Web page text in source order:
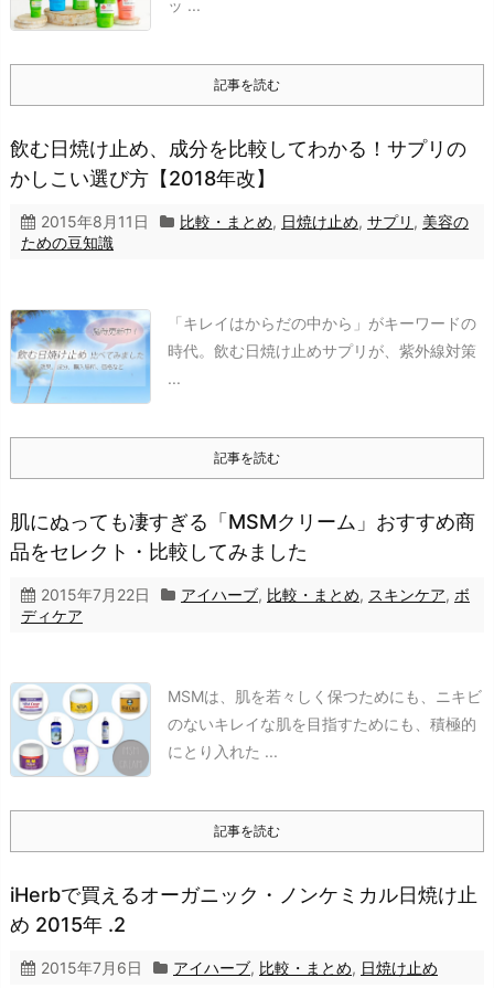
ッ ...
記事を読む
飲む日焼け止め、成分を比較してわかる！サプリの
かしこい選び方【2018年改】
2015年8月11日 比較・まとめ, 日焼け止め, サプリ , 美容の
ための豆知識
「キレイはからだの中から」がキーワードの
時代。 飲む日焼け止めサプリが、紫外線対策
...
記事を読む
肌にぬっても凄すぎる「MSMクリーム」おすすめ商
品をセレクト・比較してみました
2015年7月22日 アイハーブ, 比較・まとめ, スキンケア, ボ
ディケア
MSMは、肌を若々しく保つためにも、ニキビ
のないキレイな肌を目指すためにも、積極的
にとり入れた ...
記事を読む
iHerbで買えるオーガニック・ノンケミカル日焼け止
め 2015年 .2
2015年7月6日 アイハーブ, 比較・まとめ, 日焼け止め